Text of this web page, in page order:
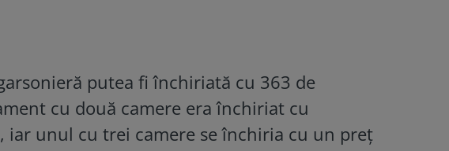
putea fi închiriată cu 363 de
cu două camere era închiriat cu
iar unul cu trei camere se închiria cu un preț